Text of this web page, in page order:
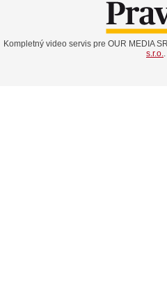
Kompletný video servis pre OUR MEDIA
s.r.o..